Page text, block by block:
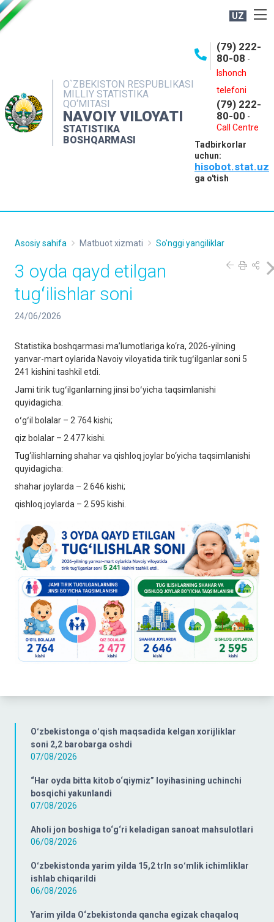
UZ
O`ZBEKISTON RESPUBLIKASI
MILLIY STATISTIKA
QO‘MITASI
NAVOIY VILOYATI
STATISTIKA
BOSHQARMASI
(79) 222-
80-08 -
Ishonch
telefoni
(79) 222-
80-00 -
Call Centre
Tadbirkorlar
uchun:
hisobot.stat.uz
ga o'tish
OCHIQ MA'LUMOTLAR
INTERAKTIV XIZMATLAR
MUROJAATLAR
Oʻzbekistonga oʻqish maqsadida kelgan xorijliklar
soni 2,2 barobarga oshdi
07/08/2026
“Har oyda bitta kitob o‘qiymiz” loyihasining uchinchi
bosqichi yakunlandi
07/08/2026
Aholi jon boshiga to‘g‘ri keladigan sanoat mahsulotlari
06/08/2026
Oʻzbekistonda yarim yilda 15,2 trln soʻmlik ichimliklar
ishlab chiqarildi
06/08/2026
Yarim yilda O‘zbekistonda qancha egizak chaqaloq
Asosiy sahifa Matbuot xizmati So'nggi yangiliklar
3 oyda qayd etilgan
tugʻilishlar soni
24/06/2026
Statistika boshqarmasi ma’lumotlariga ko‘ra, 2026-yilning
yanvar-mart oylarida Navoiy viloyatida tirik tugʻilganlar soni 5
241 kishini tashkil etdi.
Jami tirik tugʻilganlarning jinsi boʻyicha taqsimlanishi
quyidagicha:
oʻgʻil bolalar – 2 764 kishi;
qiz bolalar – 2 477 kishi.
Tug‘ilishlarning shahar va qishloq joylar bo‘yicha taqsimlanishi
quyidagicha:
shahar joylarda – 2 646 kishi;
qishloq joylarda – 2 595 kishi.